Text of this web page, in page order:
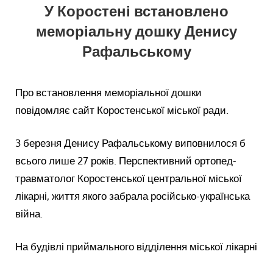
У Коростені встановлено
меморіальну дошку Денису
Рафальському
Про встановлення меморіальної дошки
повідомляє сайт Коростенської міської ради.
3 березня Денису Рафальському виповнилося б
всього лише 27 років. Перспективний ортопед-
травматолог Коростенської центральної міської
лікарні, життя якого забрала російсько-українська
війна.
На будівлі приймального відділення міської лікарні